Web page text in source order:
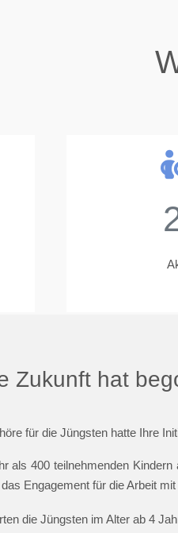
Zukunft hat
für die Jüngsten hatte Ihre
als 400 teilnehmenden
Engagement für die Arbeit
die Jüngsten im Alter ab 4